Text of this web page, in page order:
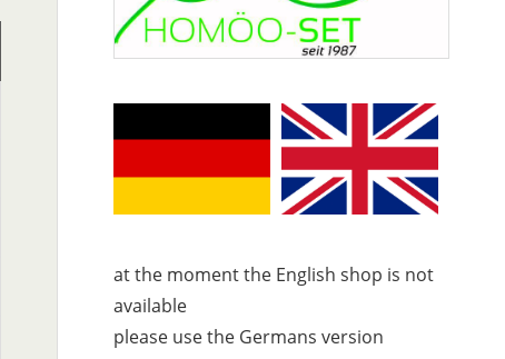
at the moment the English shop is not
available
please use the Germans version